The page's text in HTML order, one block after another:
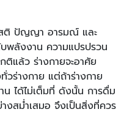
สติ ปัญญา อารมณ์ และ
พลังงาน ความแปรปรวน
ติแล้ว ร่างกายจะอาศัย
วร่างกาย แต่ถ้าร่างกาย
น ได้ไม่เต็มที่ ดังนั้น การดื่ม
งสม่ำเสมอ จึงเป็นสิ่งที่ควร